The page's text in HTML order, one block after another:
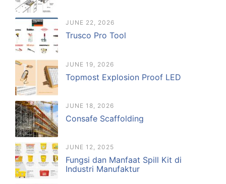
JUNE 22, 2026
Trusco Pro Tool
JUNE 19, 2026
Topmost Explosion Proof LED
JUNE 18, 2026
Consafe Scaffolding
JUNE 12, 2025
Fungsi dan Manfaat Spill Kit di
Industri Manufaktur